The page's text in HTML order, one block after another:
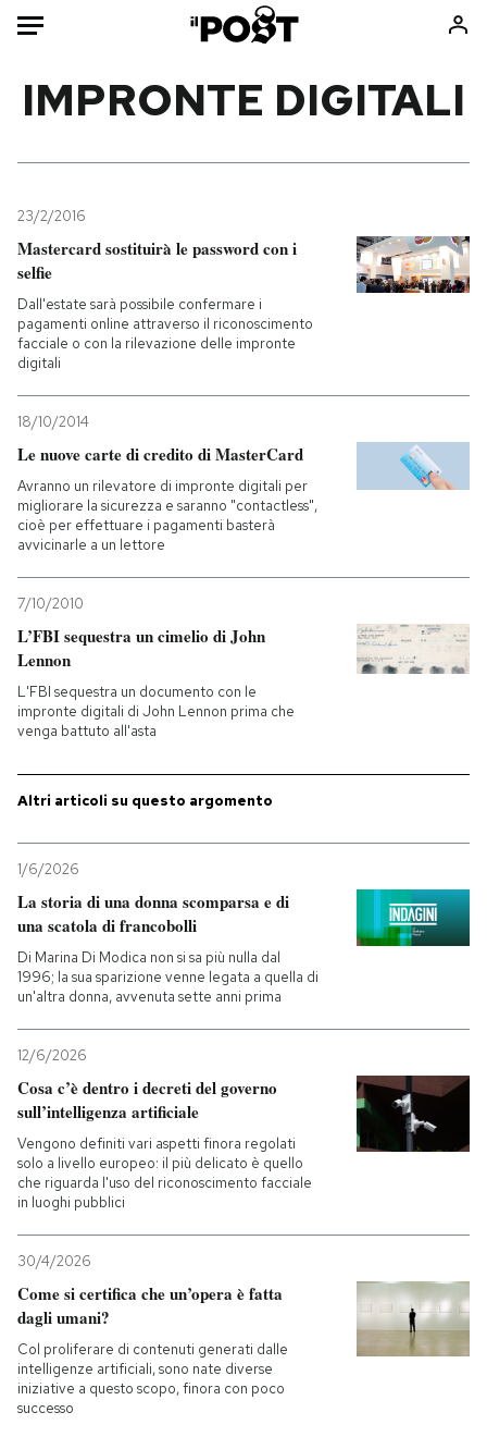
Mondo
Politica
Internet
Scienza
Economia
Consumismi
Media
Altrecose
PODCAST
NEWSLETTER
Entra
IMPRONTE DIGITALI
23/2/2016
Mastercard sostituirà le password con i
selfie
Dall'estate sarà possibile confermare i
pagamenti online attraverso il riconoscimento
facciale o con la rilevazione delle impronte
digitali
18/10/2014
Le nuove carte di credito di MasterCard
Avranno un rilevatore di impronte digitali per
migliorare la sicurezza e saranno "contactless",
cioè per effettuare i pagamenti basterà
avvicinarle a un lettore
7/10/2010
L’FBI sequestra un cimelio di John
Lennon
L'FBI sequestra un documento con le
impronte digitali di John Lennon prima che
venga battuto all'asta
Altri articoli su questo argomento
1/6/2026
La storia di una donna scomparsa e di
una scatola di francobolli
Di Marina Di Modica non si sa più nulla dal
1996; la sua sparizione venne legata a quella di
un'altra donna, avvenuta sette anni prima
12/6/2026
Cosa c’è dentro i decreti del governo
sull’intelligenza artificiale
Vengono definiti vari aspetti finora regolati
solo a livello europeo: il più delicato è quello
che riguarda l'uso del riconoscimento facciale
in luoghi pubblici
30/4/2026
Come si certifica che un’opera è fatta
dagli umani?
Col proliferare di contenuti generati dalle
intelligenze artificiali, sono nate diverse
iniziative a questo scopo, finora con poco
successo